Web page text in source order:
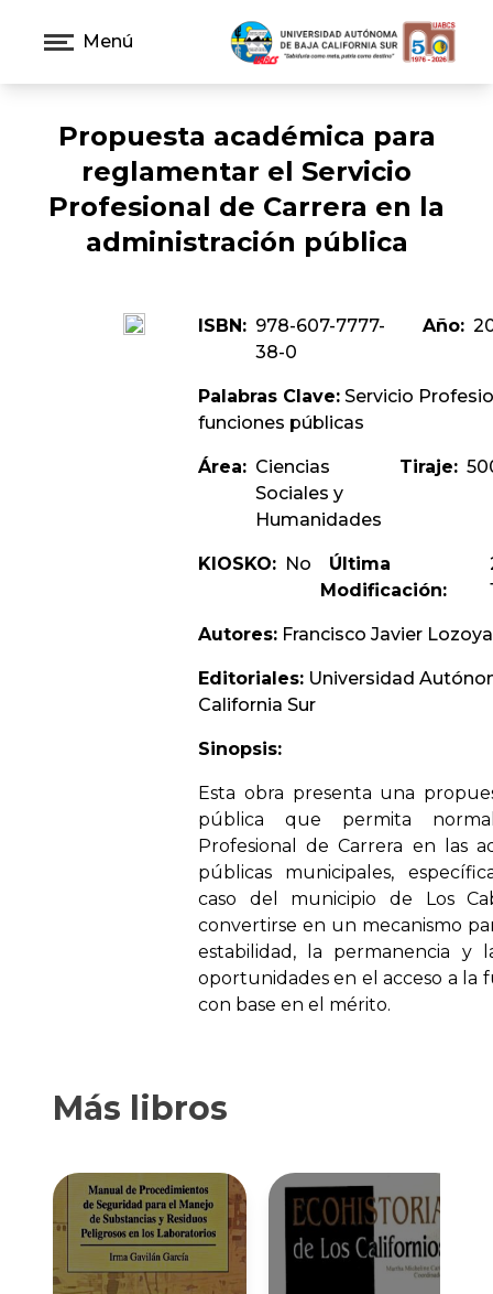
Menú
Propuesta académica para
reglamentar el Servicio
Profesional de Carrera en la
administración pública
ISBN: 978-607-7777-
38-0
Año:
Palabras Clave: Servicio
funciones públicas
Área: Ciencias
Sociales y
Humanidades
Tiraje:
KIOSKO: No
Última
Modificación:
Autores: Francisco Javier
Editoriales: Universidad
California Sur
Sinopsis:
Esta obra presenta una
pública que permita
Profesional de Carrera en las
públicas municipales,
caso del municipio de Los
convertirse en un mecanismo
estabilidad, la permanencia y
oportunidades en el acceso a la
con base en el mérito.
Más libros